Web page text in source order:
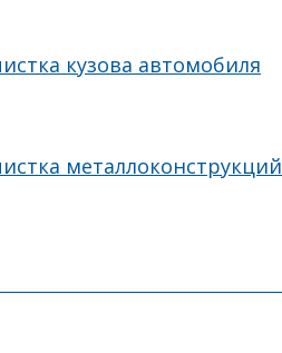
кузова автомобиля
металлоконструкций